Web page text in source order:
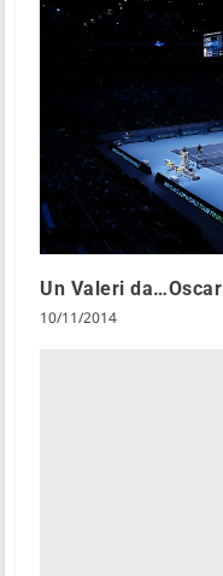
Un Valeri da…Oscar
10/11/2014